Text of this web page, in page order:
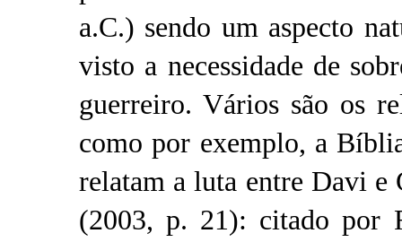
a.C.) sendo um aspecto
visto a necessidade de
guerreiro. Vários são os
como por exemplo, a
relatam a luta entre Davi e
(2003, p. 21): citado por